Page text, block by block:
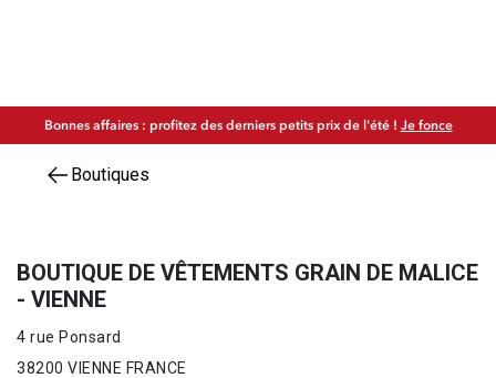
Bonnes affaires : profitez des derniers petits prix de l'été ! Je fonce
Boutiques
BOUTIQUE DE VÊTEMENTS GRAIN DE MALICE
- VIENNE
4 rue Ponsard
38200 VIENNE FRANCE